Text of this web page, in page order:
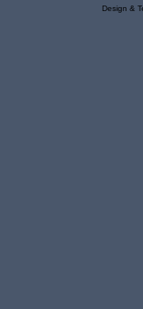
Design &